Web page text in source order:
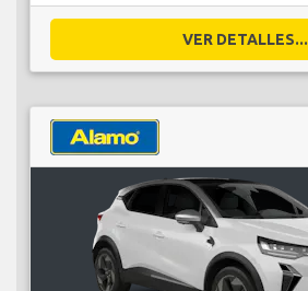
VER DETALLES...